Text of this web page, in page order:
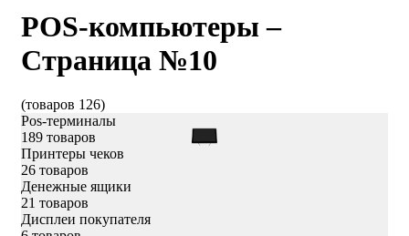
POS-компьютеры –
Страница №10
(товаров 126)
Pos-терминалы
189 товаров
Принтеры чеков
26 товаров
Денежные ящики
21 товаров
Дисплеи покупателя